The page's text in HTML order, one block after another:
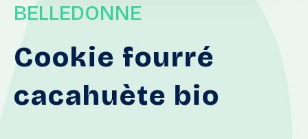
BELLEDONNE
Cookie fourré
cacahuète bio